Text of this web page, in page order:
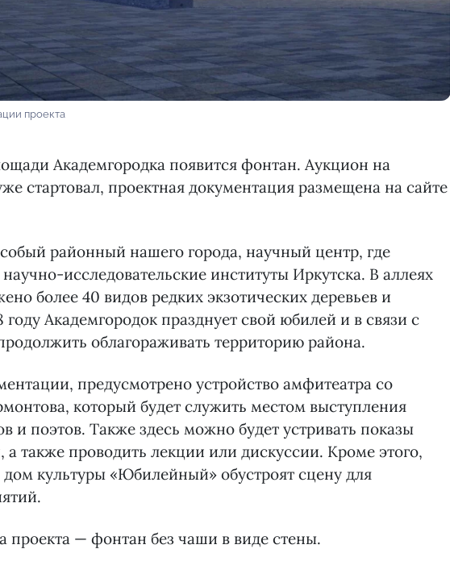
проекта
Академгородка появится фонтан. Аукцион на
стартовал, проектная документация размещена на сайте
районный нашего города, научный центр, где
исследовательские институты Иркутска. В аллеях
более 40 видов редких экзотических деревьев и
году Академгородок празднует свой юбилей и в связи с
облагораживать территорию района.
предусмотрено устройство амфитеатра со
который будет служить местом выступления
и поэтов. Также здесь можно будет устривать показы
также проводить лекции или дискуссии. Кроме этого,
дом культуры «Юбилейный» обустроят сцену для
проекта — фонтан без чаши в виде стены.